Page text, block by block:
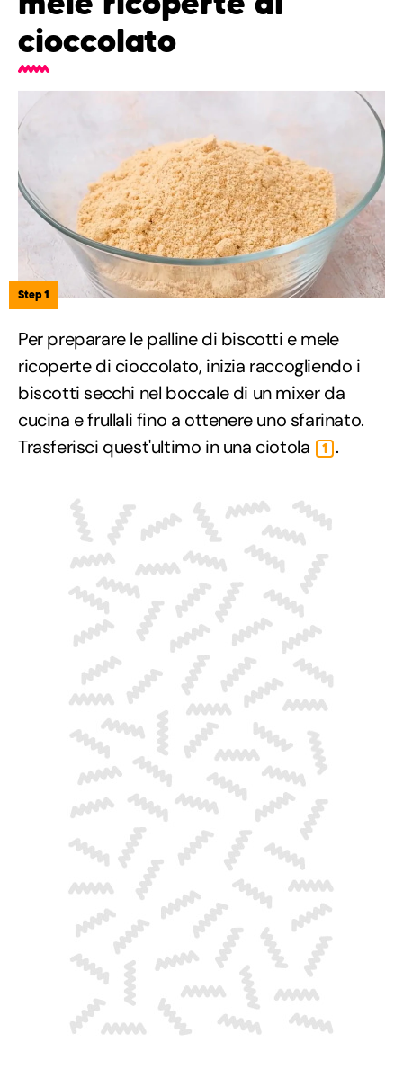
cioccolato
Step 1
Per preparare le palline di biscotti e mele
ricoperte di cioccolato, inizia raccogliendo i
biscotti secchi nel boccale di un mixer da
cucina e frullali fino a ottenere uno sfarinato.
Trasferisci quest'ultimo in una ciotola
1 .